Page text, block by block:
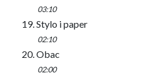
03:10
19. Stylo i paper
02:10
20. Obac
02:00